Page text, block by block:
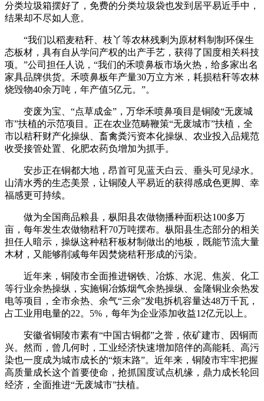
分类垃圾箱摆好了，免费的分类垃圾袋也发到居平易近手中，
结果却不尽如人意。
“我们以稻麦秸秆、枝丫等农林残剩为原材料制制环保生
态板材，具有自从学问产权的出产手艺，获得了国度相关科技
项。”公司担任人说，“我们的禾喷鼻板市场火热，给多家出名
家具品牌供货。禾喷鼻板年产量30万立方米，耗损秸秆等农林
烧毁物40余万吨，年产值5亿元。”。
变废为宝、“点草成金”，万华禾喷鼻项目是铜陵“无废城
市”扶植的示范项目。正在农业范畴鞭策“无废城市”扶植，全
市以秸秆财产化操纵、畜禽粪污资本化操纵、农业投入品规范
收受接管处置、化肥农药负增加为抓手。
安步正在铜都大地，昂首可见蓝天白云、垂头可见绿水。
山清水秀的生态美景，让铜陵人平易近的获得感成色更脚、幸
福感更可持续。
做为全国商品粮县，枞阳县农做物播种面积达100多万
亩，每年发生农做物秸秆70万吨摆布。枞阳县生态部分的相关
担任人暗示，操纵这种秸秆板材制做出的地板，既能节流大量
木材，又能够削减每年因焚烧秸秆形成的污染。
近年来，铜陵市全面推进钢铁、冶炼、水泥、焦炭、化工
等行业余热操纵，实施铜冶炼烟气余热操纵、金隆铜业余热发
电等项目，全市余热、余气“三余”发电拆机容量达48万千瓦，
占工业用电量的22。5%，每年为企业添加收益12亿元以上。
安徽省铜陵市素有“中国古铜都”之誉，依矿建市、因铜而
兴。然而，曾几何时，工业经济快速增加陪伴的高能耗、高污
染也一度成为城市成长的“烦末路”。近年来，铜陵市牢牢把握
高质量成长这个首要使命，抢抓国度试点机缘，鼎力成长轮回
经济，全面推进“无废城市”扶植。